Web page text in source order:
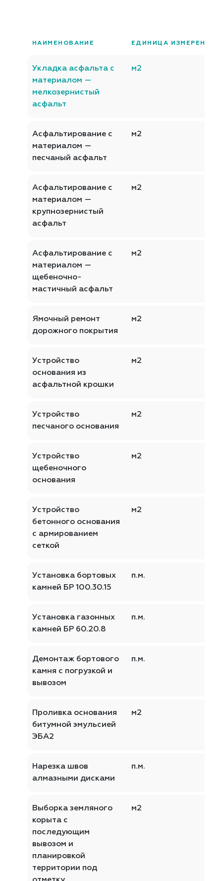
НАИМЕНОВАНИЕ ЕДИНИЦА ИЗМЕРЕНИЯ
Укладка асфальта с
материалом —
мелкозернистый
асфальт
м2
Асфальтирование с
материалом —
песчаный асфальт
м2
Асфальтирование с
материалом —
крупнозернистый
асфальт
м2
Асфальтирование с
материалом —
щебеночно-
мастичный асфальт
м2
Ямочный ремонт
дорожного покрытия
м2
Устройство
основания из
асфальтной крошки
м2
Устройство
песчаного основания
м2
Устройство
щебеночного
основания
м2
Устройство
бетонного основания
с армированием
сеткой
м2
Установка бортовых
камней БР 100.30.15
п.м.
Установка газонных
камней БР 60.20.8
п.м.
Демонтаж бортового
камня с погрузкой и
вывозом
п.м.
Проливка основания
битумной эмульсией
ЭБА2
м2
Нарезка швов
алмазными дисками
п.м.
Выборка земляного
корыта с
последующим
вывозом и
планировкой
территории под
м2